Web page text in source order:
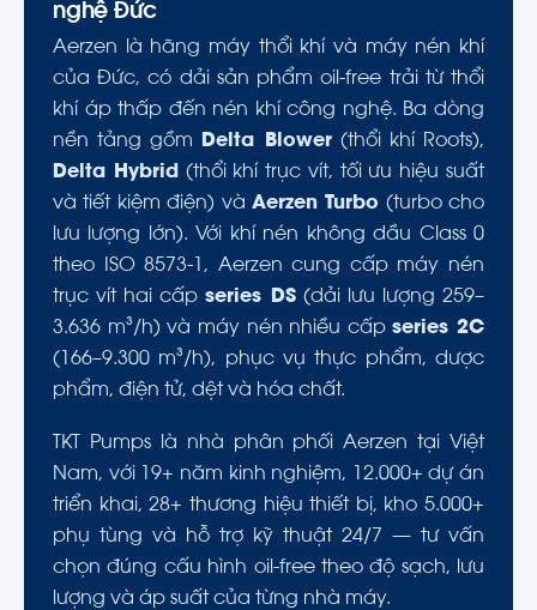
nghệ Đức
Aerzen là hãng máy thổi khí và máy nén khí
của Đức, có dải sản phẩm oil-free trải từ thổi
khí áp thấp đến nén khí công nghệ. Ba dòng
nền tảng gồm Delta Blower(thổi khí Roots),
Delta Hybrid(thổi khí trục vít, tối ưu hiệu suất
và tiết kiệm điện) và Aerzen Turbo (turbo cho
lưu lượng lớn). Với khí nén không dầu Class 0
theo ISO 8573-1, Aerzen cung cấp máy nén
trục vít hai cấpseries DS(dải lưu lượng 259–
3.636 m³/h) và máy nén nhiều cấpseries 2C
(166–9.300 m³/h), phục vụ thực phẩm, dược
phẩm, điện tử, dệt và hóa chất.
TKT Pumps là nhà phân phối Aerzen tại Việt
Nam, với 19+ năm kinh nghiệm, 12.000+ dự án
triển khai, 28+ thương hiệu thiết bị, kho 5.000+
phụ tùng và hỗ trợ kỹ thuật 24/7 — tư vấn
chọn đúng cấu hình oil-free theo độ sạch, lưu
lượng và áp suất của từng nhà máy.